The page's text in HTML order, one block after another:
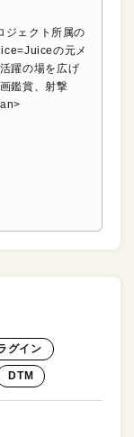
ジェクト所属の
の元メ
躍の場を広げ
鑑賞、射撃
グイン
DTM